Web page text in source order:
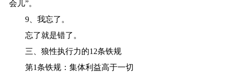
会儿”。
9、我忘了。
忘了就是错了。
三、狼性执行力的12条铁规
第1条铁规：集体利益高于一切